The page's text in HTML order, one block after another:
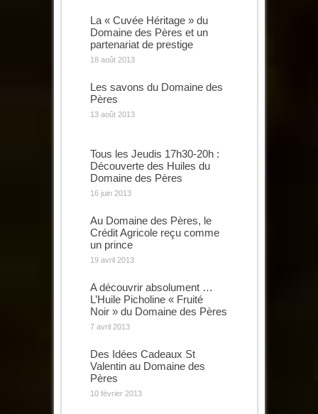
La « Cuvée Héritage » du
Domaine des Pères et un
partenariat de prestige
18 août 2013
Les savons du Domaine des
Pères
13 août 2013
Tous les Jeudis 17h30-20h :
Découverte des Huiles du
Domaine des Pères
16 juin 2013
Au Domaine des Pères, le
Crédit Agricole reçu comme
un prince
19 avril 2013
A découvrir absolument …
L’Huile Picholine « Fruité
Noir » du Domaine des Pères
7 avril 2013
Des Idées Cadeaux St
Valentin au Domaine des
Pères
10 février 2013